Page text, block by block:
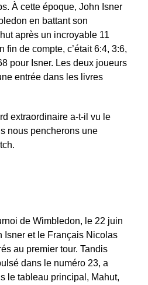
À cette époque, John Isner
en battant son
après un incroyable 11
fin de compte, c’était 6:4, 3:6,
pour Isner. Les deux joueurs
entrée dans les livres
extraordinaire a-t-il vu le
nous pencherons une
de Wimbledon, le 22 juin
Isner et le Français Nicolas
au premier tour. Tandis
dans le numéro 23, a
le tableau principal, Mahut,